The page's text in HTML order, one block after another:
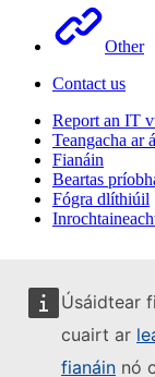
Úsáidtear
cuairt ar
fianáin nó
Other
Contact us
Report an IT
Teangacha ar
Fianáin
Beartas
Fógra dlíthiúil